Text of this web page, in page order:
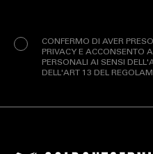
CONFERMO DI AVER
PRIVACY E ACCONSENTO
PERSONALI AI SENSI
DELL'ART 13 DEL